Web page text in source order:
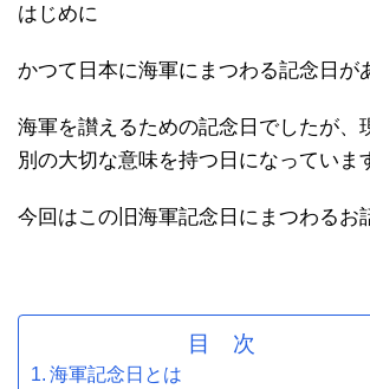
はじめに
かつて日本に海軍にまつわる記念日が
海軍を讃えるための記念日でしたが、
別の大切な意味を持つ日になっていま
今回はこの旧海軍記念日にまつわるお
目 次
海軍記念日とは